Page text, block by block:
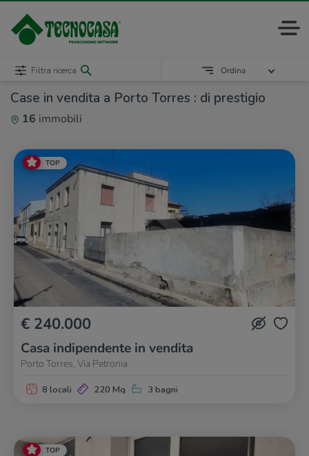
Case in vendita a Porto Torres : di prestigio
16 immobili
Filtra ricerca Ordina
TOP
€ 240.000
Casa indipendente in vendita
Porto Torres, Via Petronia
8 locali 220 Mq 3 bagni
TOP